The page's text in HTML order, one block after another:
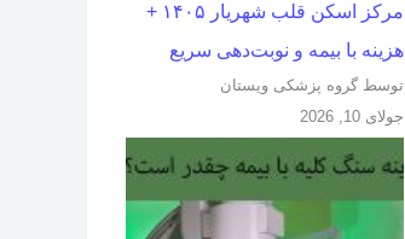
مرکز اسکن قلب شهریار ۱۴۰۵ +
هزینه با بیمه و نوبت‌دهی سریع
توسط گروه پزشکی ویستان
جولای 10, 2026